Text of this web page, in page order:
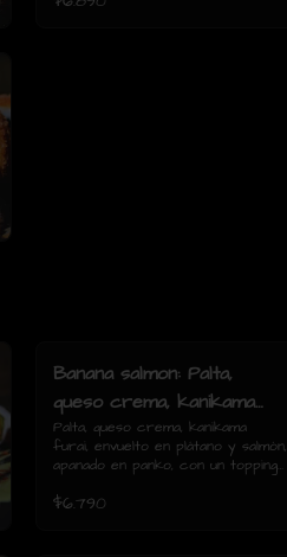
Banana salmon: Palta,
queso crema, kanikama
furai, envuelto en plátano
y salmón, apanado en
salsa tartara y camaron
Palta, queso crema, kanikama
furai, envuelto en plátano y salmón,
apanado en panko, con un topping
(8 piezas)
$6.790